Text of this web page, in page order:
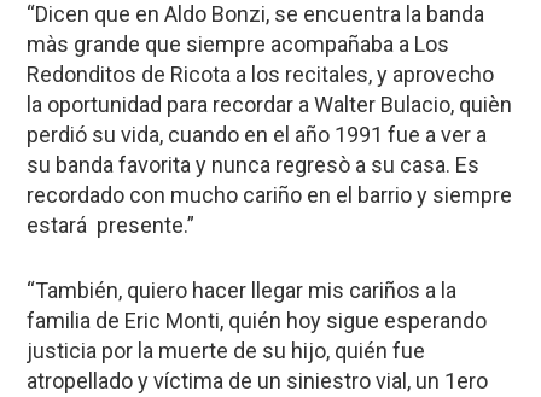
“Dicen que en Aldo Bonzi, se encuentra la banda
màs grande que siempre acompañaba a Los
Redonditos de Ricota a los recitales, y aprovecho
la oportunidad para recordar a Walter Bulacio, quièn
perdió su vida, cuando en el año 1991 fue a ver a
su banda favorita y nunca regresò a su casa. Es
recordado con mucho cariño en el barrio y siempre
estará presente.”
“También, quiero hacer llegar mis cariños a la
familia de Eric Monti, quién hoy sigue esperando
justicia por la muerte de su hijo, quién fue
atropellado y víctima de un siniestro vial, un 1ero